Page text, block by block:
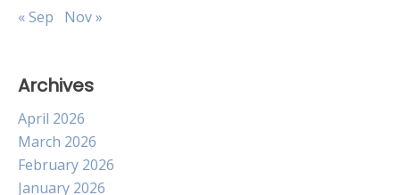
« Sep Nov »
Archives
April 2026
March 2026
February 2026
January 2026